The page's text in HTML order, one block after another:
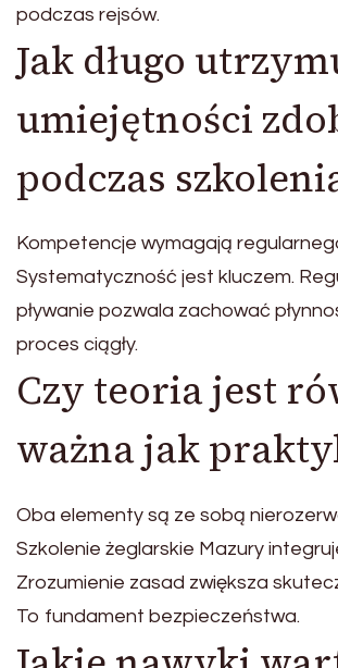
podczas rejsów.
Jak długo
umiejętności
podczas
Kompetencje wymagają
Systematyczność jest kluczem.
pływanie pozwala zachować
proces ciągły.
Czy teoria jest
ważna jak
Oba elementy są ze sobą
Szkolenie żeglarskie Mazury
Zrozumienie zasad zwiększa
To fundament bezpieczeństwa.